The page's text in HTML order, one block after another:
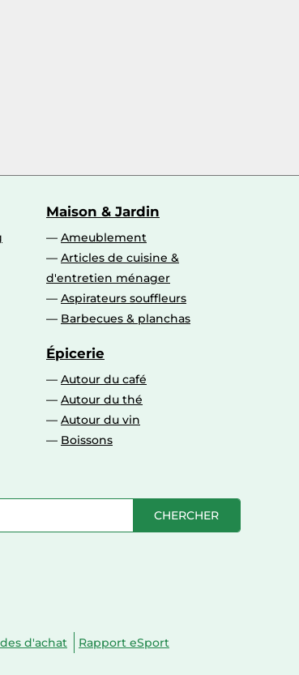
Maison & Jardin
Ameublement
Articles de cuisine &
d'entretien ménager
Aspirateurs souffleurs
Barbecues & planchas
Épicerie
Autour du café
Autour du thé
Autour du vin
Boissons
CHERCHER
d'achat
Rapport eSport